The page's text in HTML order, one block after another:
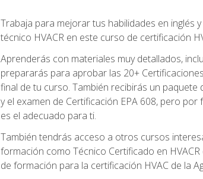
Trabaja para mejorar tus habilidades en
técnico HVACR en este curso de certificación
Aprenderás con materiales muy detallados,
prepararás para aprobar las 20+
final de tu curso. También recibirás un paquete
y el examen de Certificación EPA 608, pero
es el adecuado para ti.
También tendrás acceso a otros cursos
formación como Técnico Certificado en
de formación para la certificación HVAC de la